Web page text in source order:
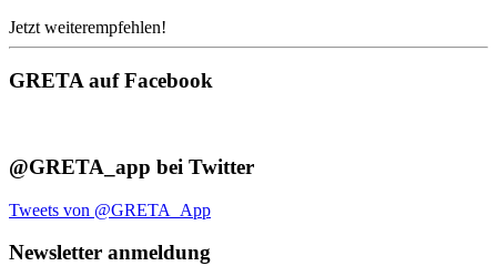
Jetzt weiterempfehlen!
GRETA auf Facebook
@GRETA_app bei Twitter
Tweets von @GRETA_App
Newsletter anmeldung